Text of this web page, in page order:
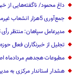
داغ محمود/ ناگفته‌هایی از
جمع‌آوری 5هزار انشعاب غیرمجاز در اردبیل
مدیرعامل سپاهان: منتظر رأی CAS هستیم؛ در حق‌مان اجحاف شد
تجلیل از خبرنگاران فعال
مطبوعات هجدهم مردادماه
هشدار استاندار مرکزی به